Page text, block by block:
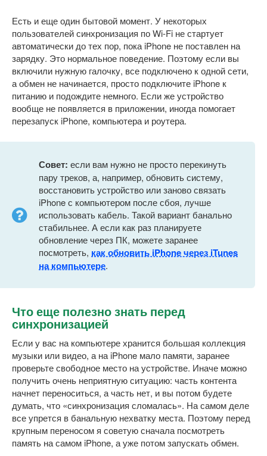
Есть и еще один бытовой момент. У некоторых
пользователей синхронизация по Wi-Fi не стартует
автоматически до тех пор, пока iPhone не поставлен на
зарядку. Это нормальное поведение. Поэтому если вы
включили нужную галочку, все подключено к одной сети,
а обмен не начинается, просто подключите iPhone к
питанию и подождите немного. Если же устройство
вообще не появляется в приложении, иногда помогает
перезапуск iPhone, компьютера и роутера.
Совет: если вам нужно не просто перекинуть
пару треков, а, например, обновить систему,
восстановить устройство или заново связать
iPhone с компьютером после сбоя, лучше
использовать кабель. Такой вариант банально
стабильнее. А если как раз планируете
обновление через ПК, можете заранее
посмотреть, как обновить iPhone через iTunes
на компьютере.
Что еще полезно знать перед
синхронизацией
Если у вас на компьютере хранится большая коллекция
музыки или видео, а на iPhone мало памяти, заранее
проверьте свободное место на устройстве. Иначе можно
получить очень неприятную ситуацию: часть контента
начнет переноситься, а часть нет, и вы потом будете
думать, что «синхронизация сломалась». На самом деле
все упрется в банальную нехватку места. Поэтому перед
крупным переносом я советую сначала посмотреть
память на самом iPhone, а уже потом запускать обмен.